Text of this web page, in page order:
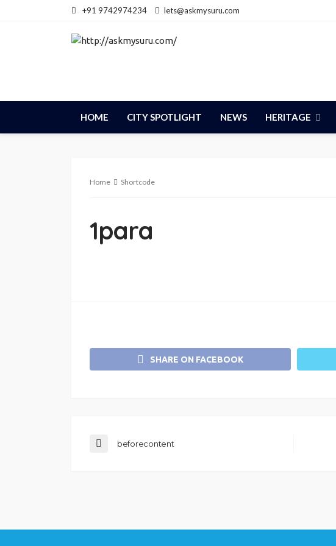
+91 9742974234 lets@askmysuru.com
HOME CITY SPOTLIGHT NEWS HERITAGE
Home Shortcode
1para
SHARE ON FACEBOOK
beforecontent